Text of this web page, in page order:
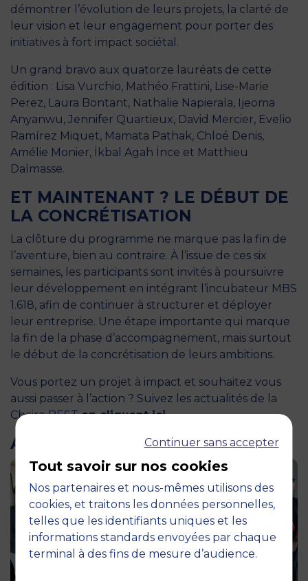
démontrer l’évolution de leurs projets, la clarté de
leur vision et leur engagement pour porter des
initiatives à fort impact sociétal.
Un grand bravo aux quatorze lauréats de cette
édition : Lisa Vurchio, Mathéo Frattini, Lise-Marie
Perez, Laura Bontant, Nathalie Napierala, Ijeoma
Anyanwu, Jennifer Quartieux, David Mercier, Evelio
Ramírez Miquet, Mamata Pathak, Chloé Denis,
Amélie Monier, İkbal Agah İnce et Matthieu
Dalmasse.
ET MAINTENANT ? LE DÉBUT DE
LA CONCRÉTISATION
La clôture du programme ne marque pas la fin de
l’aventure, bien au contraire. À l’issue de ces six
semaines, les participants sont invités à poursuivre
leur développement en intégrant l’incubateur MBS
1.618, afin de continuer à structurer et déployer
leur entreprise. Une étape importante qui marque
la fin de la phase d’accompagnement, mais surtout
le début de la concrétisation de leurs ambitions.
Vous portez un projet à impact et souhaitez vous
aussi passer à l’action ? Suivez les actualités de la
Chaire BESTen cliquant ici.
ARTICLES LIÉS Continuer sans accepter
Tout savoir sur nos cookies
Nos partenaires et nous-mêmes utilisons des
cookies, et traitons les données personnelles,
telles que les identifiants uniques et les
informations standards envoyées par chaque
terminal à des fins de mesure d’audience.